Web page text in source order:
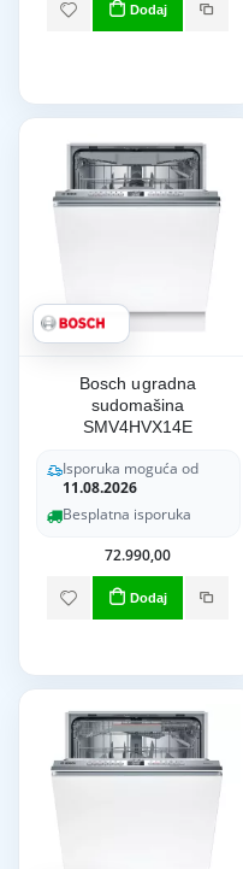
Dodaj
Bosch ugradna
sudomašina
SMV4HVX14E
Isporuka moguća od
11.08.2026
Besplatna isporuka
72.990,00
Dodaj